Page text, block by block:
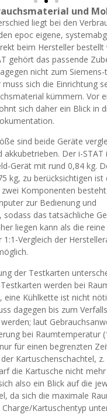
und
liegt bei den
epoc eigene,
beim Hersteller bestellt
gehört das passende
nicht zum Siemens-
sich die Einrichtung
kümmern. Vor
sich daher ein Blick in
sind beide Geräte
Der i-STAT
Gerät mit rund 0,84 kg.
kg, zu berücksichtigen ist
Komponenten
zur Bedienung und
sodass das tatsächliche
liegen kann als die reine
1:1-Vergleich der
der Testkarten
werden bei
eine Kühlkette ist nicht
dagegen bis zum
laut
bei Raumtemperatur
für einen begrenzten
Kartuschenschachtel, z.
die Kartusche nicht
also ein Blick auf die
da sich die maximale
Kartuschentyp